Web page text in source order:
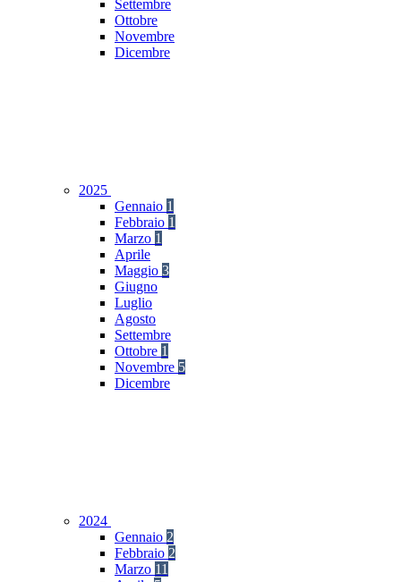
Settembre
Ottobre
Novembre
Dicembre
2025
Gennaio 1
Febbraio 1
Marzo 1
Aprile
Maggio 3
Giugno
Luglio
Agosto
Settembre
Ottobre 1
Novembre 5
Dicembre
2024
Gennaio 2
Febbraio 2
Marzo 11